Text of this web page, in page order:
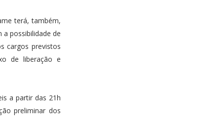
terá, também,
possibilidade de
cargos previstos
de liberação e
a partir das 21h
preliminar dos